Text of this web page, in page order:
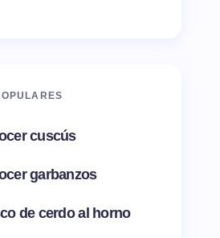
cuscús
garbanzos
de cerdo al horno